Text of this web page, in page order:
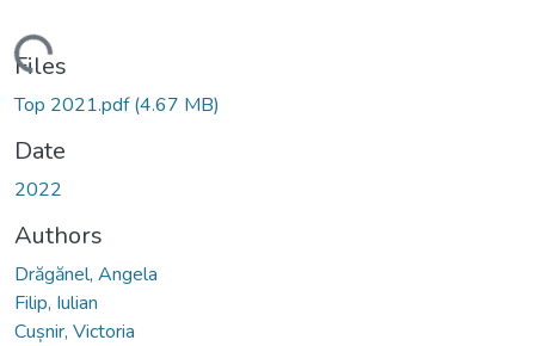
Loading...
Files
Top 2021.pdf(4.67 MB)
Date
2022
Authors
Drăgănel, Angela
Filip, Iulian
Cușnir, Victoria